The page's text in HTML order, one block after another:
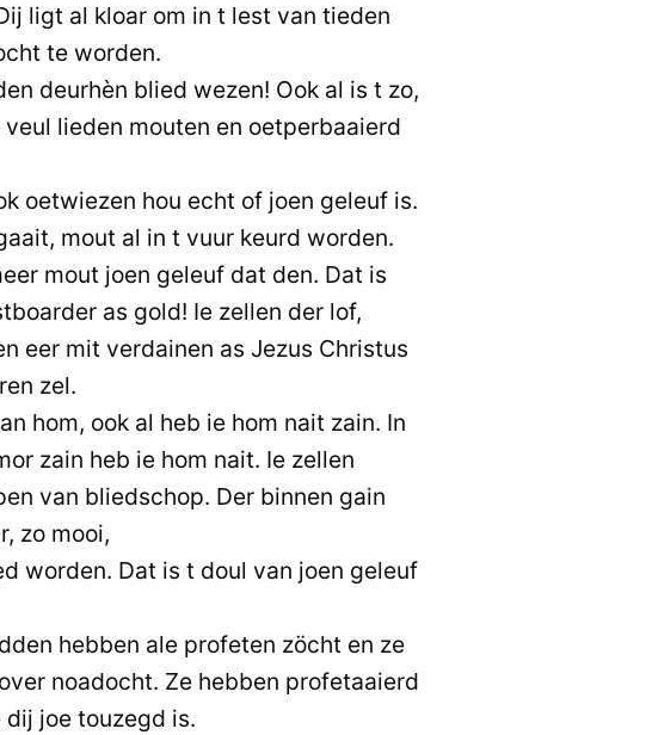
ligt al kloar om in t lest van tieden
te worden.
deurhèn blied wezen! Ook al is t zo,
lieden mouten en oetperbaaierd
oetwiezen hou echt of joen geleuf is.
mout al in t vuur keurd worden.
mout joen geleuf dat den. Dat is
as gold! Ie zellen der lof,
eer mit verdainen as Jezus Christus
zel.
hom, ook al heb ie hom nait zain. In
zain heb ie hom nait. Ie zellen
van bliedschop. Der binnen gain
zo mooi,
worden. Dat is t doul van joen geleuf
hebben ale profeten zöcht en ze
noadocht. Ze hebben profetaaierd
joe touzegd is.